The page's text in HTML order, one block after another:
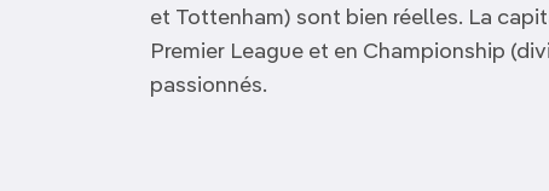
et Tottenham) sont bien réelles. La
Premier League et en Championship
passionnés.